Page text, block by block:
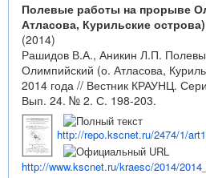
Полевые работы на прорыве
Атласова, Курильские
(2014)
Рашидов В.А., Аникин Л.П.
Олимпийский (о. Атласова,
2014 года // Вестник КРАУНЦ.
Вып. 24. № 2. С. 198-203.
http://repo.kscnet.ru/2474/1/
http://www.kscnet.ru/kraesc/2014/